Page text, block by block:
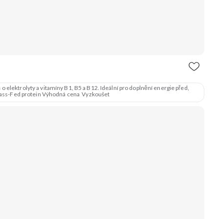
a vitamíny B1, B5 a B12. Ideální pro doplnění energie před,
Grass-Fed protein Výhodná cena Vyzkoušet